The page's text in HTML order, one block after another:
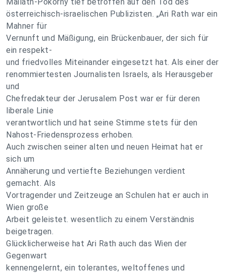
österreichisch-israelischen Publizisten. „Ari Rath war ein
Mahner für
Vernunft und Mäßigung, ein Brückenbauer, der sich für
ein respekt-
und friedvolles Miteinander eingesetzt hat. Als einer der
renommiertesten Journalisten Israels, als Herausgeber
und
Chefredakteur der Jerusalem Post war er für deren
liberale Linie
verantwortlich und hat seine Stimme stets für den
Nahost-Friedensprozess erhoben.
Auch zwischen seiner alten und neuen Heimat hat er
sich um
Annäherung und vertiefte Beziehungen verdient
gemacht. Als
Vortragender und Zeitzeuge an Schulen hat er auch in
Wien große
Arbeit geleistet. wesentlich zu einem Verständnis
beigetragen.
Glücklicherweise hat Ari Rath auch das Wien der
Gegenwart
kennengelernt, ein tolerantes, weltoffenes und